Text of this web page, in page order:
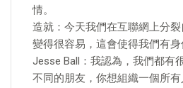
情。
造就：今天我們在互聯網上分
變得很容易，這會使得我們有
Jesse Ball：我認為，我們都有
不同的朋友，你想組織一個所